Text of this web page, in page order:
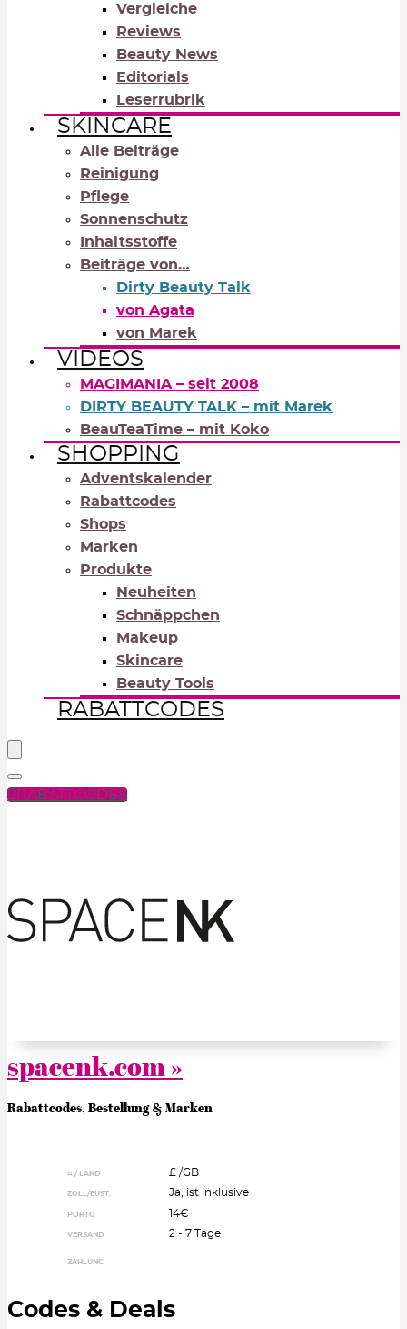
Vergleiche
Reviews
Beauty News
Editorials
Leserrubrik
SKINCARE
Alle Beiträge
Reinigung
Pflege
Sonnenschutz
Inhaltsstoffe
Beiträge von…
Dirty Beauty Talk
von Agata
von Marek
VIDEOS
MAGIMANIA – seit 2008
DIRTY BEAUTY TALK – mit Marek
BeauTeaTime – mit Koko
SHOPPING
Adventskalender
Rabattcodes
Shops
Marken
Produkte
Neuheiten
Schnäppchen
Makeup
Skincare
Beauty Tools
RABATTCODES
RABATTCODES
spacenk.com »
Rabattcodes, Bestellung & Marken
¤ / LAND £ /GB
ZOLL/EUST. Ja, ist inklusive
PORTO 14€
VERSAND 2 - 7 Tage
ZAHLUNG
Codes & Deals